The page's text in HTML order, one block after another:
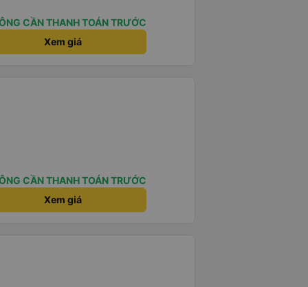
CẦN THANH TOÁN TRƯỚC
Xem giá
CẦN THANH TOÁN TRƯỚC
Xem giá